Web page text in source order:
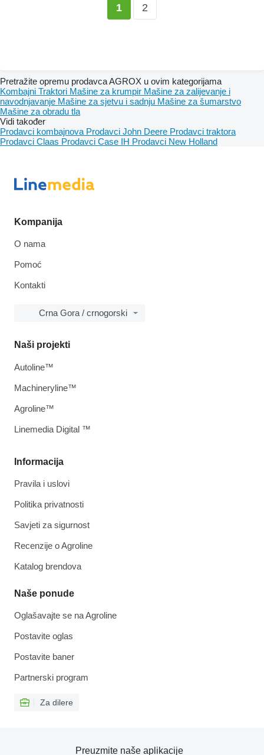
1 2
Pretražite opremu prodavca AGROX u ovim kategorijama
Kombajni Traktori Mašine za krumpir Mašine za zaliјеvanje i
navodnjavanje Mašine za sjetvu i sadnju Mašine za šumarstvo
Mašine za obradu tla
Vidi također
Prodavci kombajnova Prodavci John Deere Prodavci traktora
Prodavci Claas Prodavci Case IH Prodavci New Holland
Kompanija
O nama
Pomoć
Kontakti
Crna Gora / crnogorski
Informacija
Pravila i uslovi
Politika privatnosti
Savjeti za sigurnost
Recenzije o Agroline
Katalog brendova
Naše ponude
Oglašavajte se na Agroline
Postavite oglas
Postavite baner
Partnerski program
Za dilere
Naši projekti
Autoline™
Machineryline™
Agroline™
Linemedia Digital ™
Preuzmite naše aplikacije